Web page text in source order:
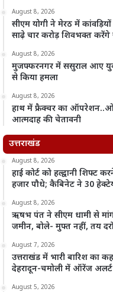
August 8, 2026
सीएम योगी ने मेरठ में
साढ़े चार करोड़ शिवभक्त
August 8, 2026
मुजफ्फरनगर में ससुराल आए युवक
से किया हमला
August 8, 2026
हाथ में फ्रैक्चर का
आत्मदाह की चेतावनी
उत्तराखंड
August 8, 2026
हाई कोर्ट को हल्द्वानी शिफ्ट
हजार पौधे; कैबिनेट ने 30
August 8, 2026
ऋषभ पंत ने सीएम धामी से
जमीन, बोले- मुफ्त नहीं, तय
August 7, 2026
उत्तराखंड में भारी बारिश का
देहरादून-चमोली में ऑरेंज
August 5, 2026